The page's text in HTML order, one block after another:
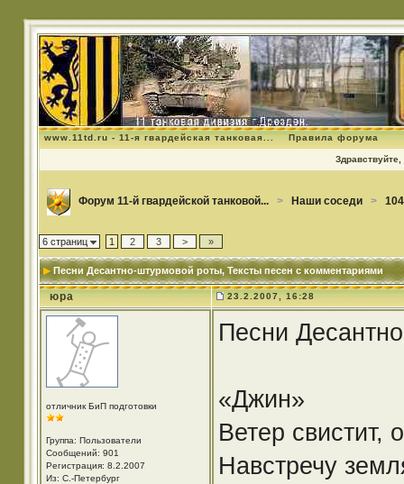
www.11td.ru - 11-я гвардейская танковая... Правила форума
Здравствуйте,
Форум 11-й гвардейской танковой... > Наши соседи >
6 страниц 1 2 3 > »
Песни Десантно-штурмовой роты, Тексты песен с комментариями
юра 23.2.2007, 16:28
отличник БиП подготовки
Группа: Пользователи
Сообщений: 901
Регистрация: 8.2.2007
Из: С.-Петербург
Песни
«Джин»
Ветер свистит,
Навстречу